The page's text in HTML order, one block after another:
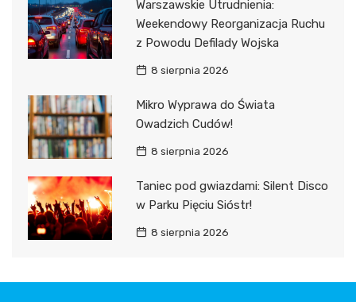
Warszawskie Utrudnienia:
Weekendowy Reorganizacja Ruchu
z Powodu Defilady Wojska
8 sierpnia 2026
Mikro Wyprawa do Świata
Owadzich Cudów!
8 sierpnia 2026
Taniec pod gwiazdami: Silent Disco
w Parku Pięciu Sióstr!
8 sierpnia 2026